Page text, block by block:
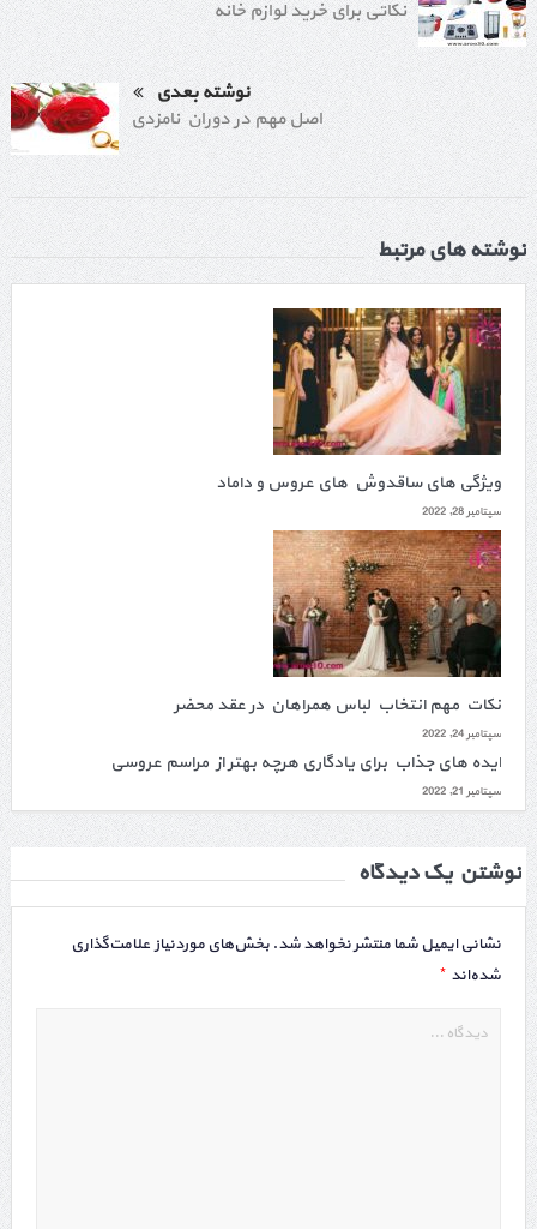
نکاتی برای خرید لوازم خانه
نوشته بعدی
اصل مهم در دوران نامزدی
نوشته های مرتبط
ویژگی های ساقدوش های عروس و داماد
سپتامبر 28, 2022
نکات مهم انتخاب لباس همراهان در عقد محضر
سپتامبر 24, 2022
ایده های جذاب برای یادگاری هرچه بهتر از مراسم عروسی
سپتامبر 21, 2022
نوشتن یک دیدگاه
نشانی ایمیل شما منتشر نخواهد شد. بخش‌های موردنیاز علامت‌گذاری
شده‌اند *